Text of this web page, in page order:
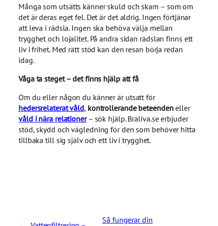
Många som utsätts känner skuld och skam – som om
det är deras eget fel. Det är det aldrig. Ingen förtjänar
att leva i rädsla. Ingen ska behöva välja mellan
trygghet och lojalitet. På andra sidan rädslan finns ett
liv i frihet. Med rätt stöd kan den resan börja redan
idag.
Våga ta steget – det finns hjälp att få
Om du eller någon du känner är utsatt för
hedersrelaterat våld, kontrollerande beteendeneller
våld i nära relationer– sök hjälp. Braliva.se erbjuder
stöd, skydd och vägledning för den som behöver hitta
tillbaka till sig själv och ett liv i trygghet.
Så fungerar din